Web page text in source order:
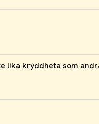
lika kryddheta som